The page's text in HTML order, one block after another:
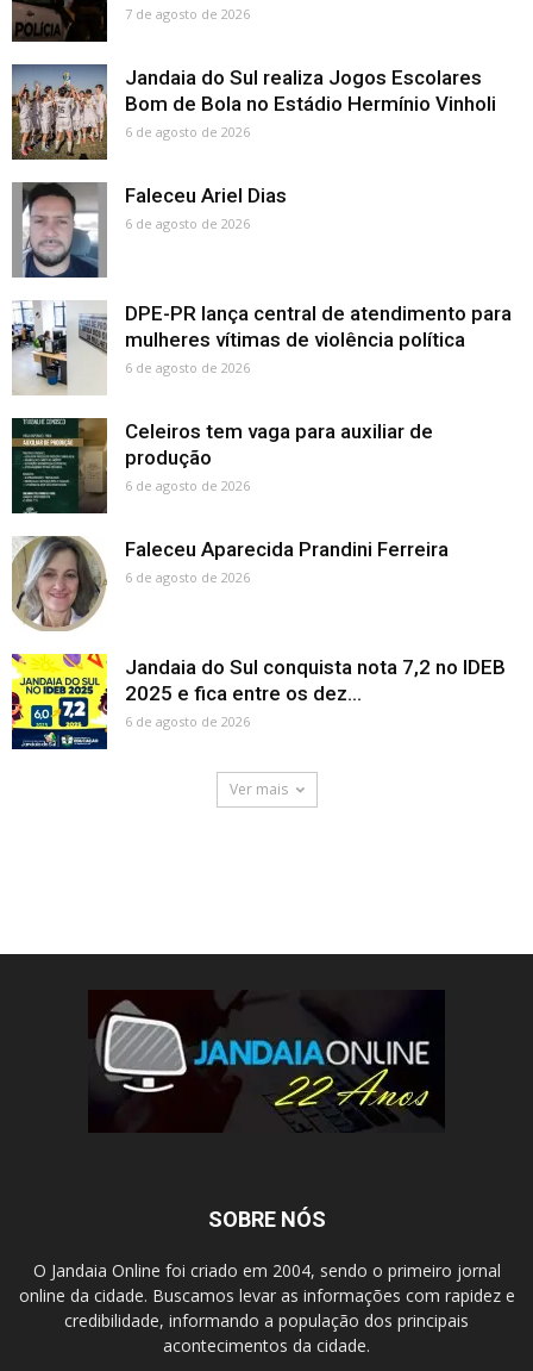
7 de agosto de 2026
Jandaia do Sul realiza Jogos Escolares
Bom de Bola no Estádio Hermínio Vinholi
6 de agosto de 2026
Faleceu Ariel Dias
6 de agosto de 2026
DPE-PR lança central de atendimento para
mulheres vítimas de violência política
6 de agosto de 2026
Celeiros tem vaga para auxiliar de
produção
6 de agosto de 2026
Faleceu Aparecida Prandini Ferreira
6 de agosto de 2026
Jandaia do Sul conquista nota 7,2 no IDEB
2025 e fica entre os dez...
6 de agosto de 2026
Ver mais
SOBRE NÓS
O Jandaia Online foi criado em 2004, sendo o primeiro jornal
online da cidade. Buscamos levar as informações com rapidez e
credibilidade, informando a população dos principais
acontecimentos da cidade.